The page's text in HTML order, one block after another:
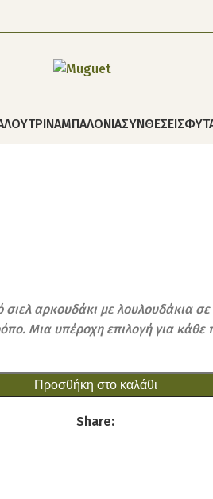
ΛΟΥΤΡΙΝΑΜΠΑΛΟΝΙΑΣΥΝΘΕΣΕΙΣ
αρκουδάκι με λουλουδάκια
Μια υπέροχη επιλογή για κάθε
Προσθήκη στο καλάθι
Share: